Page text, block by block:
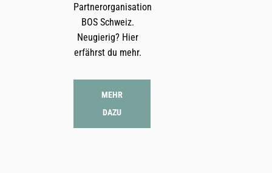
Partnerorganisation
BOS Schweiz.
Neugierig? Hier
erfährst du mehr.
MEHR
DAZU